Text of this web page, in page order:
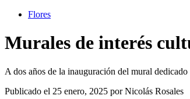
Flores
Murales de interés
A dos años de la inauguración del mural
Publicado el 25 enero, 2025 por Nicolás Rosales